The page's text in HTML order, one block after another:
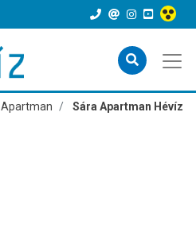
Apartman Sára Apartman Hévíz